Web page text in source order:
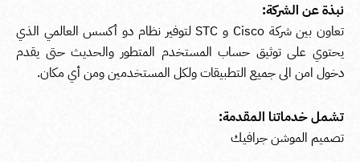
نبذة عن الشركة:
تعاون بين شركة Cisco و STC لتوفير نظام دو أكسس العالمي الذي
يحتوي على توثيق حساب المستخدم المتطور والحديث حتى يقدم
دخول امن الى جميع التطبيقات ولكل المستخدمين ومن أي مكان.
تشمل خدماتنا المقدمة:
تصميم الموشن جرافيك